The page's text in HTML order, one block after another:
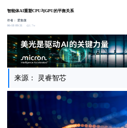
智能体AI重塑CPU与GPU的平衡关系
作者：爱集微
06-18 09:31
1.7w
来源： 灵睿智芯